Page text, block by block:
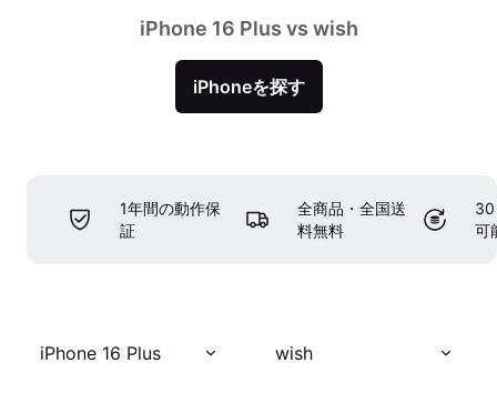
iPhone 16 Plus vs wish
iPhoneを探す
1年間の動作保
証
全商品・全国送
料無料
30
可
iPhone 16 Plus wish